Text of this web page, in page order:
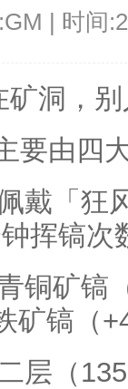
| 时间
洞，
要由四
戴「狂
挥镐次
铜矿镐
矿镐（
层（